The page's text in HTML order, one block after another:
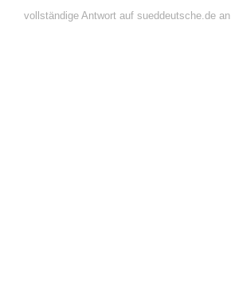
vollständige Antwort auf sueddeutsche.de an